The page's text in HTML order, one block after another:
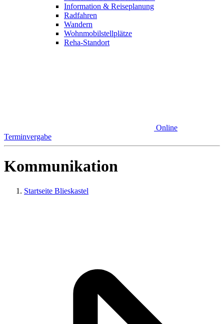
Information & Reiseplanung
Radfahren
Wandern
Wohnmobilstellplätze
Reha-Standort
Online
Terminvergabe
Kommunikation
Startseite Blieskastel